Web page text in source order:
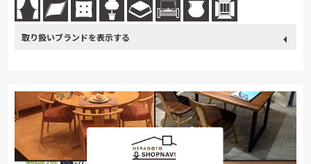
浜本工芸 日本ベッド 冨士ファニチア ナガノインテリア
綾野製作所 ドリームベッド Serta TEMPUR Stressless
HTLワタリジャパン MASTERWAL マルニ木工 ligne-roset